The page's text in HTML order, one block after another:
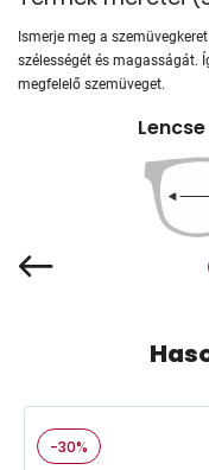
Ismerje meg a
szélességét és magasságát.
megfelelő szemüveget.
-30%